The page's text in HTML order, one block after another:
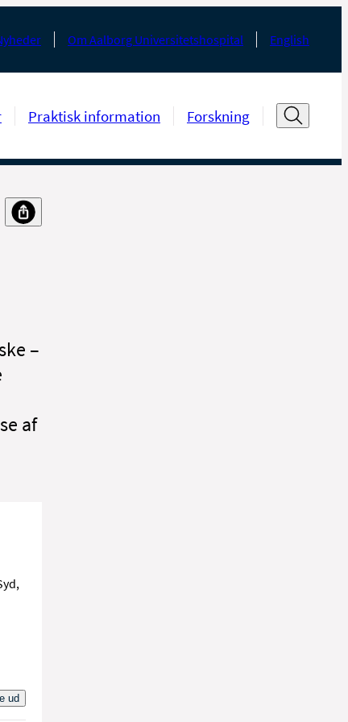
Om Aalborg Universitetshospital English
Praktisk information Forskning
–
af
ud